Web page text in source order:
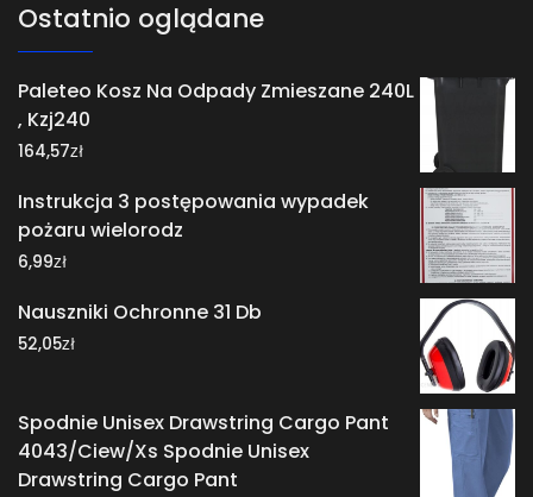
Ostatnio oglądane
Paleteo Kosz Na Odpady Zmieszane 240L
, Kzj240
164,57zł
Instrukcja 3 postępowania wypadek
pożaru wielorodz
6,99zł
Nauszniki Ochronne 31 Db
52,05zł
Spodnie Unisex Drawstring Cargo Pant
4043/Ciew/Xs Spodnie Unisex
Drawstring Cargo Pant